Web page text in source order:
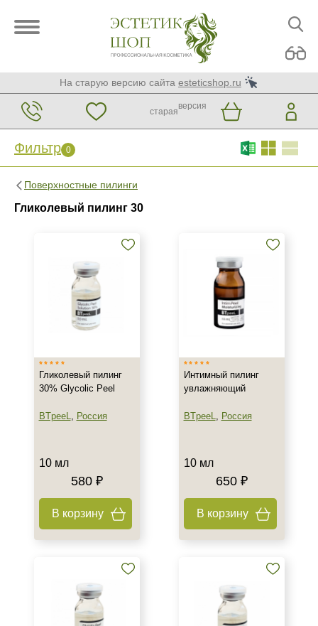
На старую версию сайта esteticshop.ru
старая
версия
Фильтр 0
Поверхностные пилинги
Гликолевый пилинг 30
Фильтр 0
Россия
Тип товара
Гель
Тип пилинга
Гликолевый
Класс косметики
Профессиональная
Гликолевый пилинг
30% Glycolic Peel
BTpeeL, Россия
10 мл
580 ₽
В корзину
Интимный пилинг
увлажняющий
BTpeeL, Россия
10 мл
650 ₽
В корзину